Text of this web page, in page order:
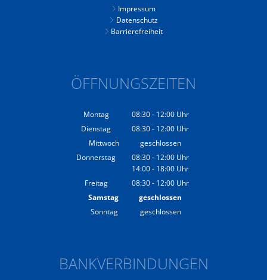
Impressum
Datenschutz
Barrierefreiheit
ÖFFNUNGSZEITEN
Montag 08:30- 12:00 Uhr
Von 08:30 bis 12:00 Uhr
Dienstag 08:30- 12:00 Uhr
Von 08:30 bis 12:00 Uhr
Mittwoch
geschlossen
Donnerstag
08:30- 12:00 Uhr
Von 08:30 bis 12:00 Uhr
14:00- 18:00 Uhr
Von 14:00 bis 18:00 Uhr
Freitag 08:30- 12:00 Uhr
Von 08:30 bis 12:00 Uhr
Samstag
geschlossen
Sonntag
geschlossen
BANKVERBINDUNGEN